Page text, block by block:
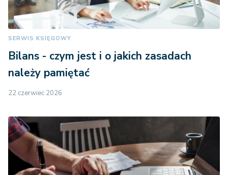
SERWIS KSIĘGOWY
Bilans - czym jest i o jakich zasadach
należy pamiętać
22 czerwiec 2026